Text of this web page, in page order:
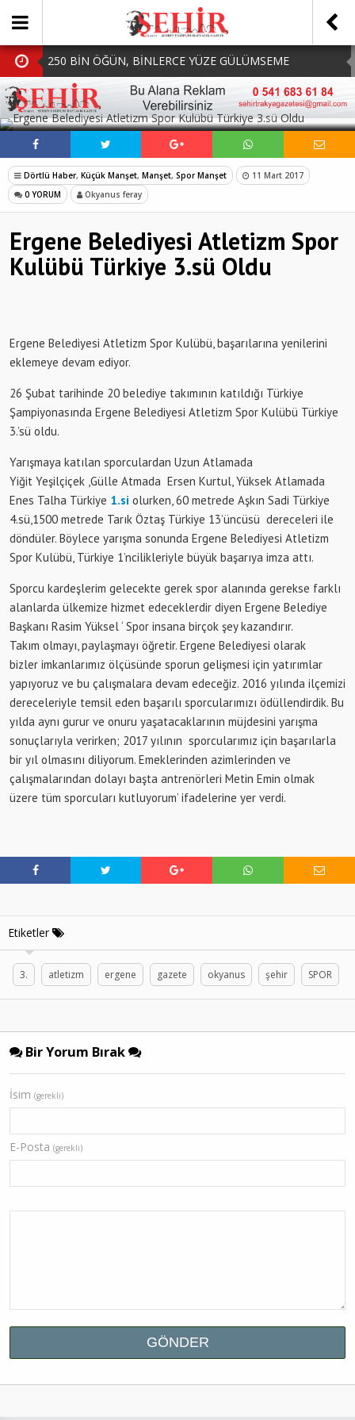
250 BİN ÖĞÜN, BİNLERCE YÜZE GÜLÜMSEME
BAŞKAN MÜGE YILDIZ TOPAK: ‘SOSYAL
BELEDİYECİLİKTE HİÇBİR HEMŞERİMİZİ YALNIZ
BIRAKMIYORUZ!’
MHP Çorlu İlçe Teşkilatında Yeni Dönem Başladı:
Mazbatalar Alındı
Dolu Vurdu, Büyükşehir Üreticiyi Yalnız Bırakmadı
SOFRALARDA BEREKETİ, GÖNÜLLERDE DAYANIŞMAYI
SOSYAL MEDYADA PAYLAŞ
Dörtlü Haber, Küçük Manşet, Manşet, Spor Manşet
11 Mart 2017
0 YORUM
Okyanus feray
Ergene Belediyesi Atletizm Spor
Kulübü Türkiye 3.sü Oldu
Ergene Belediyesi Atletizm Spor Kulübü, başarılarına yenilerini
eklemeye devam ediyor.
26 Şubat tarihinde 20 belediye takımının katıldığı Türkiye
Şampiyonasında Ergene Belediyesi Atletizm Spor Kulübü Türkiye
3.’sü oldu.
Yarışmaya katılan sporculardan Uzun Atlamada
Yiğit Yeşilçiçek ,Gülle Atmada Ersen Kurtul, Yüksek Atlamada
Enes Talha Türkiye 1.si olurken, 60 metrede Aşkın Sadi Türkiye
4.sü,1500 metrede Tarık Öztaş Türkiye 13’üncüsü dereceleri ile
döndüler. Böylece yarışma sonunda Ergene Belediyesi Atletizm
Spor Kulübü, Türkiye 1’ncilikleriyle büyük başarıya imza attı.
Sporcu kardeşlerim gelecekte gerek spor alanında gerekse farklı
alanlarda ülkemize hizmet edeceklerdir diyen Ergene Belediye
Başkanı Rasim Yüksel ‘ Spor insana birçok şey kazandırır.
Takım olmayı, paylaşmayı öğretir. Ergene Belediyesi olarak
bizler imkanlarımız ölçüsünde sporun gelişmesi için yatırımlar
yapıyoruz ve bu çalışmalara devam edeceğiz. 2016 yılında ilçemizi
dereceleriyle temsil eden başarılı sporcularımızı ödüllendirdik. Bu
yılda aynı gurur ve onuru yaşatacaklarının müjdesini yarışma
sonuçlarıyla verirken; 2017 yılının sporcularımız için başarılarla
bir yıl olmasını diliyorum. Emeklerinden azimlerinden ve
çalışmalarından dolayı başta antrenörleri Metin Emin olmak
üzere tüm sporcuları kutluyorum’ ifadelerine yer verdi.
Etiketler
3. atletizm ergene gazete okyanus şehir SPOR
Bir Yorum Bırak
İsim (gerekli)
E-Posta (gerekli)